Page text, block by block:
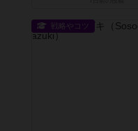
戦略やコツ